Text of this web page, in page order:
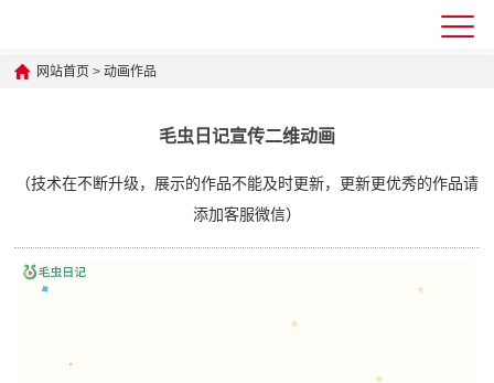
网站首页 >动画作品
毛虫日记宣传二维动画
（技术在不断升级，展示的作品不能及时更新，更新更优秀的作品请
添加客服微信）